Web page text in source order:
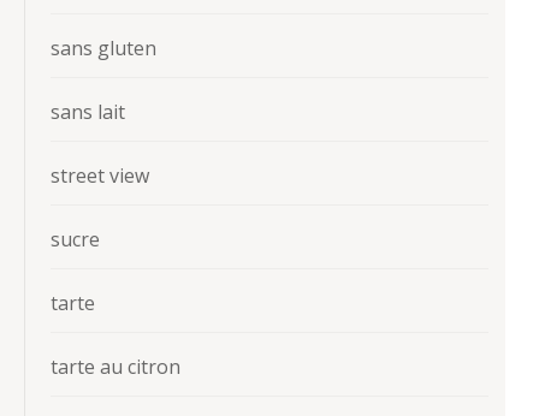
sans gluten
sans lait
street view
sucre
tarte
tarte au citron